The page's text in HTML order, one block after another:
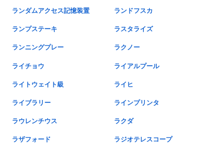
ランダムアクセス記憶装置 ランドフスカ
ランプステーキ ラスタライズ
ランニングプレー ラクノー
ライチョウ ライアルプール
ライトウェイト級 ライヒ
ライブラリー ラインプリンタ
ラウレンチウス ラクダ
ラザフォード ラジオテレスコープ